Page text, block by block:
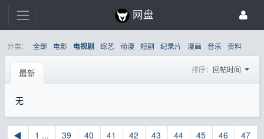
网盘
分类： 全部 电影 电视剧 综艺 动漫 短剧 纪录片 漫画 音乐 资料
最新 排序： 回帖时间
无
◀ 1 ... 39 40 41 42 43 44 45 46
47